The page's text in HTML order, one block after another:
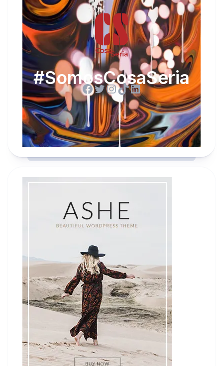
#SomosCosaSeria
Facebook
Twitter
Instagram
TikTok
LinkedIn